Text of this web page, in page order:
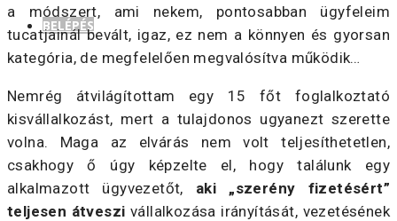
BELÉPÉS
a módszert, ami nekem, pontosabban ügyfeleim
tucatjainál bevált, igaz, ez nem a könnyen és gyorsan
kategória, de megfelelően megvalósítva működik…
Nemrég átvilágítottam egy 15 főt foglalkoztató
kisvállalkozást, mert a tulajdonos ugyanezt szerette
volna. Maga az elvárás nem volt teljesíthetetlen,
csakhogy ő úgy képzelte el, hogy találunk egy
alkalmazott ügyvezetőt, aki „szerény fizetésért”
teljesen átveszi vállalkozása irányítását, vezetésének